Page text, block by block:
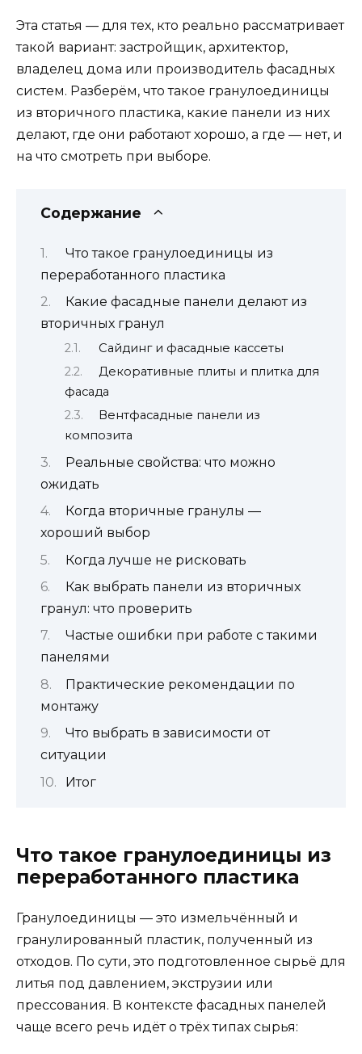
Эта статья — для тех, кто реально рассматривает
такой вариант: застройщик, архитектор,
владелец дома или производитель фасадных
систем. Разберём, что такое гранулоединицы
из вторичного пластика, какие панели из них
делают, где они работают хорошо, а где — нет, и
на что смотреть при выборе.
Содержание
Что такое гранулоединицы из
переработанного пластика
Какие фасадные панели делают из
вторичных гранул
Сайдинг и фасадные кассеты
Декоративные плиты и плитка для
фасада
Вентфасадные панели из
композита
Реальные свойства: что можно
ожидать
Когда вторичные гранулы —
хороший выбор
Когда лучше не рисковать
Как выбрать панели из вторичных
гранул: что проверить
Частые ошибки при работе с такими
панелями
Практические рекомендации по
монтажу
Что выбрать в зависимости от
ситуации
Итог
Что такое гранулоединицы из
переработанного пластика
Гранулоединицы — это измельчённый и
гранулированный пластик, полученный из
отходов. По сути, это подготовленное сырьё для
литья под давлением, экструзии или
прессования. В контексте фасадных панелей
чаще всего речь идёт о трёх типах сырья: